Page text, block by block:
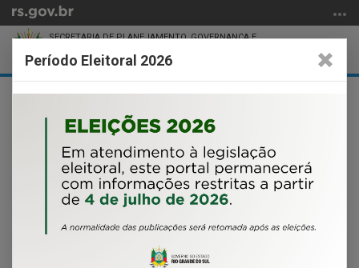
para
conteúdo
SECRETARIA DE PLANEJAMENTO, GOVERNANÇA E
DEPARTAMENTO DE ECONOMIA E ESTATÍSTICA
a
busca
Início
Período Eleitoral 2026
MAIS NOTÍCIAS
DataRS
BI Setorial